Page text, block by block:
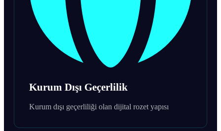
Kurum Dışı Geçerlilik
Kurum dışı geçerliliği olan dijital rozet yapısı